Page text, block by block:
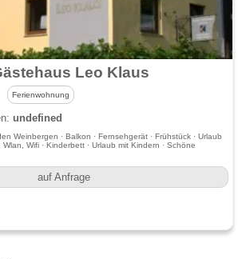
Leo Klaus
Ferienwohnung
undefined
Weinbergen · Balkon · Fernsehgerät · Frühstück · Urlaub
Wifi · Kinderbett · Urlaub mit Kindern · Schöne
auf Anfrage